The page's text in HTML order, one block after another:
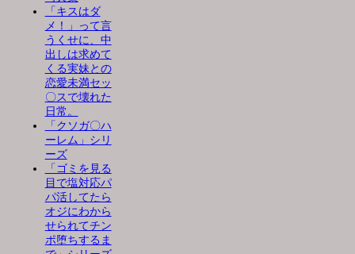
「キスはダ
メ！」って言
うくせに、中
出しは求めて
くる実妹との
恋愛未満セッ
〇スで壊れた
日常。
「クソガ〇ハ
ーレム」シリ
ーズ
「ゴミを見る
目で塩対応パ
パ活してたら
オジにわから
せられてチン
ポ堕ちするま